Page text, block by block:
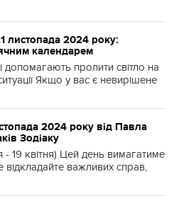
листопада 2024 року:
календарем
допомагають пролити світло на
Якщо у вас є невирішене
2024 року від Павла
Зодіаку
19 квітня) Цей день вимагатиме
відкладайте важливих справ,